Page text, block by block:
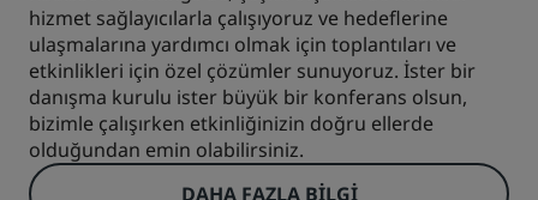
hizmet sağlayıcılarla çalışıyoruz ve hedeflerine
ulaşmalarına yardımcı olmak için toplantıları ve
etkinlikleri için özel çözümler sunuyoruz. İster bir
danışma kurulu ister büyük bir konferans olsun,
bizimle çalışırken etkinliğinizin doğru ellerde
olduğundan emin olabilirsiniz.
DAHA FAZLA BILGI